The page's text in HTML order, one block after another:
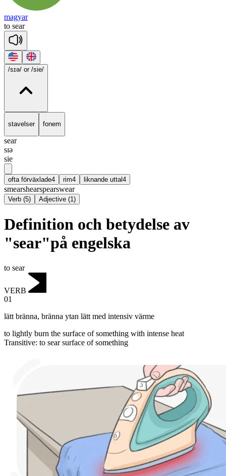
magyar
to sear
/sɪə/ or /sie/
stavelser fonem
sear
sɪə
sie
ofta förväxlade4 rim4 liknande uttal4
smearshearspearswear
Verb (5) Adjective (1)
Definition och betydelse av
"sear"på engelska
to sear
VERB
01
lätt bränna, bränna ytan lätt med intensiv värme
to lightly burn the surface of something with intense heat
Transitive: to searsurface of something